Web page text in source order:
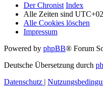
Der Chronist Index
Alle Zeiten sind
Alle Cookies löschen
Impressum
Powered by phpBB® Forum
Deutsche Übersetzung durch
Datenschutz |